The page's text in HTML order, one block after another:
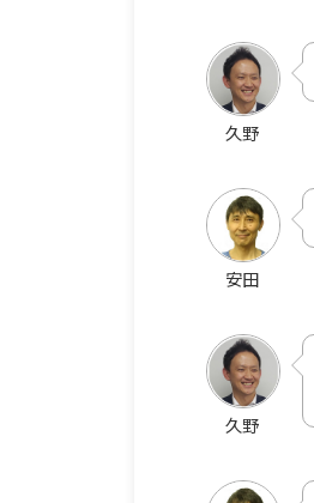
久野
安田
久野